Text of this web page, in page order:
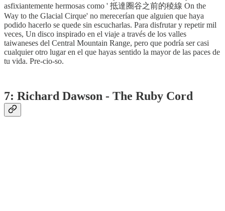
asfixiantemente hermosas como ' 抵達圈谷之前的稜線 On the
Way to the Glacial Cirque' no merecerían que alguien que haya
podido hacerlo se quede sin escucharlas. Para disfrutar y repetir mil
veces, Un disco inspirado en el viaje a través de los valles
taiwaneses del Central Mountain Range, pero que podría ser casi
cualquier otro lugar en el que hayas sentido la mayor de las paces de
tu vida. Pre-cio-so.
7: Richard Dawson - The Ruby Cord